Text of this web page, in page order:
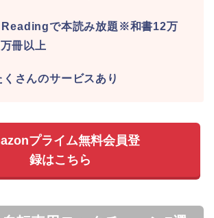
で本読み放題※和書12万
冊以上
さんのサービスあり
プライム無料会員登
録はこちら